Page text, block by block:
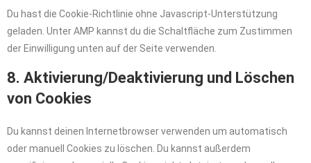
Du hast die Cookie-Richtlinie ohne Javascript-Unterstützung
geladen. Unter AMP kannst du die Schaltfläche zum Zustimmen
der Einwilligung unten auf der Seite verwenden.
8. Aktivierung/Deaktivierung und Löschen
von Cookies
Du kannst deinen Internetbrowser verwenden um automatisch
oder manuell Cookies zu löschen. Du kannst außerdem